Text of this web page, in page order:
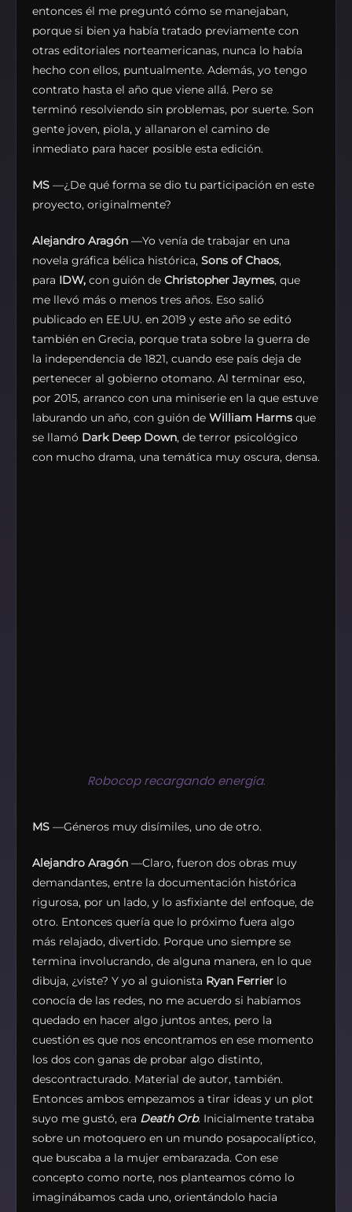
entonces él me preguntó cómo se manejaban,
porque si bien ya había tratado previamente con
otras editoriales norteamericanas, nunca lo había
hecho con ellos, puntualmente. Además, yo tengo
contrato hasta el año que viene allá. Pero se
terminó resolviendo sin problemas, por suerte. Son
gente joven, piola, y allanaron el camino de
inmediato para hacer posible esta edición.
MS —¿De qué forma se dio tu participación en este
proyecto, originalmente?
Alejandro Aragón —Yo venía de trabajar en una
novela gráfica bélica histórica, Sons of Chaos,
para IDW, con guión de Christopher Jaymes, que
me llevó más o menos tres años. Eso salió
publicado en EE.UU. en 2019 y este año se editó
también en Grecia, porque trata sobre la guerra de
la independencia de 1821, cuando ese país deja de
pertenecer al gobierno otomano. Al terminar eso,
por 2015, arranco con una miniserie en la que estuve
laburando un año, con guión de William Harms que
se llamó Dark Deep Down, de terror psicológico
con mucho drama, una temática muy oscura, densa.
Robocop recargando energía.
MS —Géneros muy disímiles, uno de otro.
Alejandro Aragón —Claro, fueron dos obras muy
demandantes, entre la documentación histórica
rigurosa, por un lado, y lo asfixiante del enfoque, de
otro. Entonces quería que lo próximo fuera algo
más relajado, divertido. Porque uno siempre se
termina involucrando, de alguna manera, en lo que
dibuja, ¿viste? Y yo al guionista Ryan Ferrier lo
conocía de las redes, no me acuerdo si habíamos
quedado en hacer algo juntos antes, pero la
cuestión es que nos encontramos en ese momento
los dos con ganas de probar algo distinto,
descontracturado. Material de autor, también.
Entonces ambos empezamos a tirar ideas y un plot
suyo me gustó, era Death Orb. Inicialmente trataba
sobre un motoquero en un mundo posapocalíptico,
que buscaba a la mujer embarazada. Con ese
concepto como norte, nos planteamos cómo lo
imaginábamos cada uno, orientándolo hacia